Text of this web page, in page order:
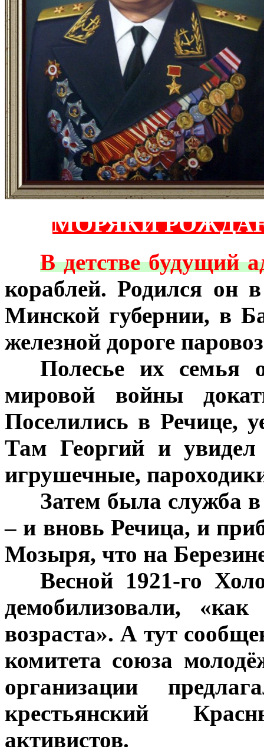
МОРЯКИ
В детстве будущий
кораблей. Родился он
Минской губернии, в
железной дороге
Полесье их семья
мировой войны
Поселились в Речице,
Там Георгий и увидел
игрушечные,
Затем была служба
– и вновь Речица, и
Мозыря, что на
Весной 1921-го
демобилизовали,
возраста». А тут
комитета союза
организации
крестьянский
активистов.